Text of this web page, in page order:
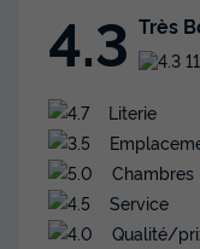
4.3 Très
Literie
Chambres
Service
Qualité/